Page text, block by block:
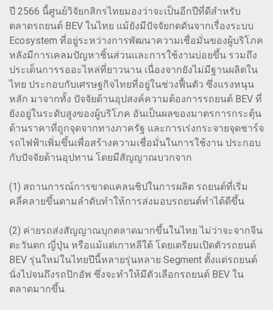
ปี 2566 นี้ศูนย์วิจัยกสิกรไทยมองว่าจะเป็นอีกปีที่ดีสำหรับ
ตลาดรถยนต์ BEV ในไทย แม้ยังมีปัจจัยกดดันจากเรื่องระบบ
Ecosystem ที่อยู่ระหว่างการพัฒนาความเชื่อมั่นของผู้บริโภค
หลังมีการเคลมปัญหาชิ้นส่วนและการใช้งานบ่อยขึ้น รวมถึง
ประเด็นการรออะไหล่ที่ยาวนาน เนื่องจากยังไม่มีฐานผลิตใน
ไทย ประกอบกับเศรษฐกิจไทยที่อยู่ในช่วงฟื้นตัว ซึ่งแรงหนุน
หลัก มาจากทั้ง ปัจจัยด้านอุปสงค์ความต้องการรถยนต์ BEV ที่
ยังอยู่ในระดับสูงของผู้บริโภค อันเป็นผลของมาตรการกระตุ้น
ด้านราคาที่ถูกจุดจากทางภาครัฐ และการเร่งกระจายจุดชาร์จ
รถไฟฟ้าเพิ่มขึ้นเพื่อสร้างความเชื่อมั่นในการใช้งาน ประกอบ
กับปัจจัยด้านอุปทาน โดยมีสัญญาณบวกจาก
(1) สถานการณ์การขาดแคลนชิปในการผลิต รถยนต์ที่เริ่ม
คลี่คลายขึ้นตามลำดับทำให้การส่งมอบรถยนต์ทำได้ดีขึ้น
(2) ค่ายรถส่งสัญญาณบุกตลาดมากขึ้นในไทย ไม่ว่าจะจากจีน
ตะวันตก ญี่ปุ่น หรือแม้แต่เกาหลีใต้ โดยเตรียมเปิดตัวรถยนต์
BEV รุ่นใหม่ในไทยปีนี้หลายรุ่นหลาย Segment ตั้งแต่รถยนต์
นั่งไปจนถึงรถปิกอัพ ซึ่งจะทำให้มีตัวเลือกรถยนต์ BEV ใน
ตลาดมากขึ้น